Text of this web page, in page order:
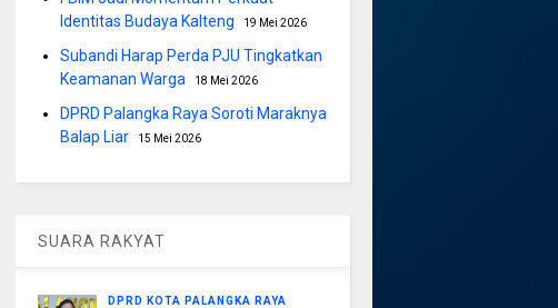
Identitas Budaya Kalteng
19 Mei 2026
Subandi Harap Perda PJU Tingkatkan
Keamanan Warga
18 Mei 2026
DPRD Palangka Raya Soroti Maraknya
Balap Liar
15 Mei 2026
SUARA RAKYAT
DPRD KOTA PALANGKA RAYA